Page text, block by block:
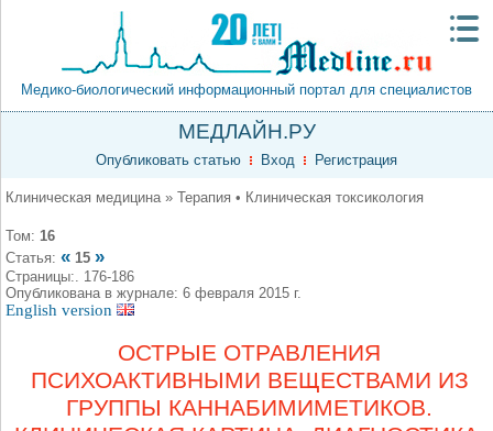
Медико-биологический информационный портал для специалистов
МЕДЛАЙН.РУ
Опубликовать статью Вход Регистрация
Клиническая медицина » Терапия • Клиническая токсикология
Том: 16
Статья: « 15 »
Страницы:. 176-186
Опубликована в журнале: 6 февраля 2015 г.
English version
ОСТРЫЕ ОТРАВЛЕНИЯ
ПСИХОАКТИВНЫМИ ВЕЩЕСТВАМИ ИЗ
ГРУППЫ КАННАБИМИМЕТИКОВ.